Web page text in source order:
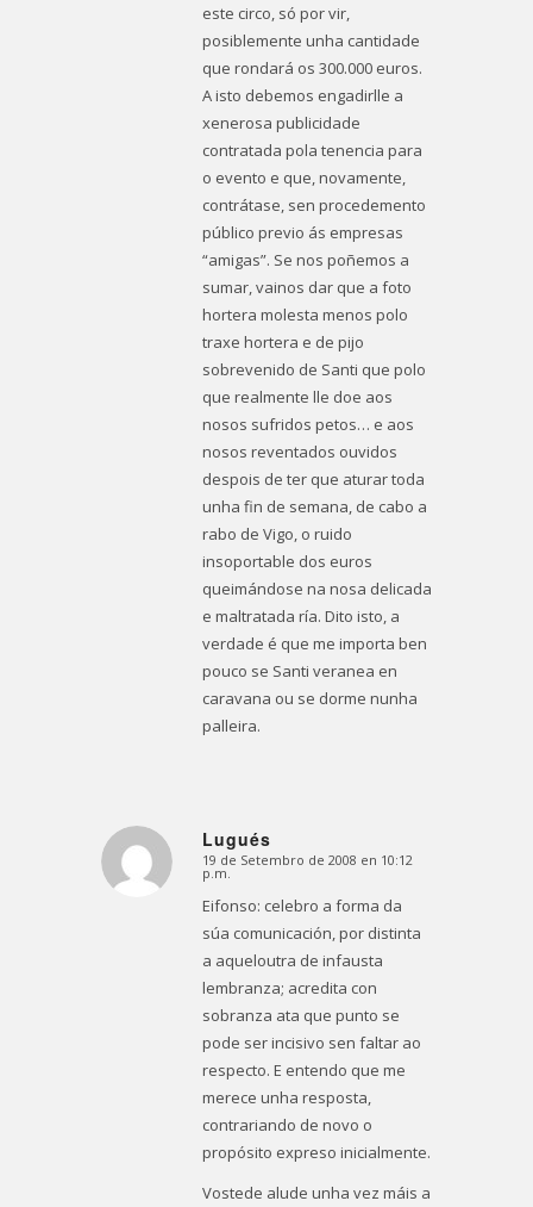
este circo, só por vir,
posiblemente unha cantidade
que rondará os 300.000 euros.
A isto debemos engadirlle a
xenerosa publicidade
contratada pola tenencia para
o evento e que, novamente,
contrátase, sen procedemento
público previo ás empresas
“amigas”. Se nos poñemos a
sumar, vainos dar que a foto
hortera molesta menos polo
traxe hortera e de pijo
sobrevenido de Santi que polo
que realmente lle doe aos
nosos sufridos petos… e aos
nosos reventados ouvidos
despois de ter que aturar toda
unha fin de semana, de cabo a
rabo de Vigo, o ruido
insoportable dos euros
queimándose na nosa delicada
e maltratada ría. Dito isto, a
verdade é que me importa ben
pouco se Santi veranea en
caravana ou se dorme nunha
palleira.
Lugués
Dice:
19 de Setembro de 2008 en 10:12
p.m.
Eifonso: celebro a forma da
súa comunicación, por distinta
a aqueloutra de infausta
lembranza; acredita con
sobranza ata que punto se
pode ser incisivo sen faltar ao
respecto. E entendo que me
merece unha resposta,
contrariando de novo o
propósito expreso inicialmente.
Vostede alude unha vez máis a